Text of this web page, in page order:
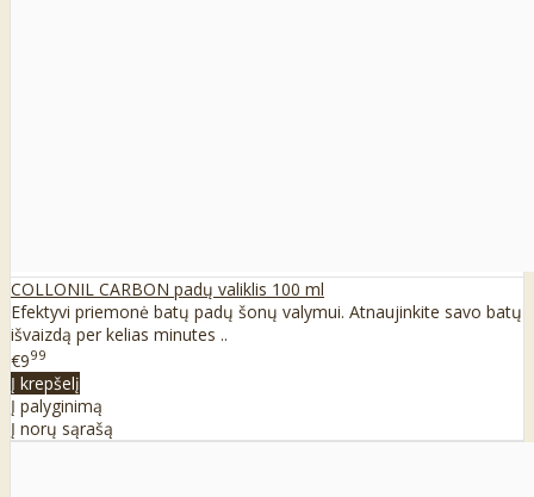
COLLONIL CARBON padų valiklis 100 ml
Efektyvi priemonė batų padų šonų valymui. Atnaujinkite savo batų
išvaizdą per kelias minutes ..
€999
Į krepšelį
Į palyginimą
Į norų sąrašą